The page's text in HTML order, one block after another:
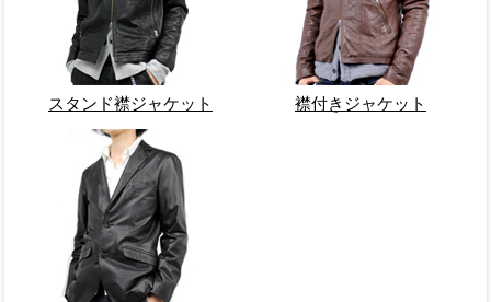
スタンド襟ジャケット 襟付きジャケット